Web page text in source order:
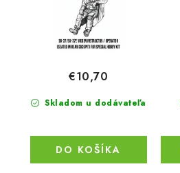
Skladom u dodávateľa
€10,70
DO KOŠÍKA